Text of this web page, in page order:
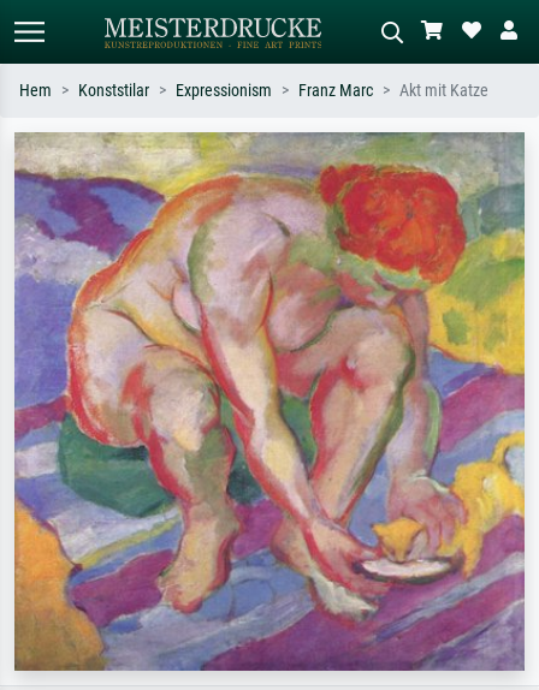
Standardsök AI-bildsökning
Sök efter konstnär, titel eller stil –
t.ex. Monet, Stjärnenatt,
impressionism, Hokusai-våg, naken.
Beskriv scenen – t.ex. grön äng,
abstrakt med mycket rött, mörk
oljemålning, stående naken bredvid ett
träd.
Hem Konststilar Expressionism Franz Marc Akt mit Katze